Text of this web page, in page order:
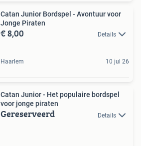
Catan Junior Bordspel - Avontuur voor
Jonge Piraten
€ 8,00 Details
Haarlem 10 jul 26
Catan Junior - Het populaire bordspel
voor jonge piraten
Gereserveerd Details